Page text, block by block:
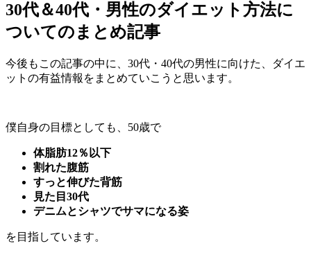
30代＆40代・男性のダイエット方法に
ついてのまとめ記事
今後もこの記事の中に、30代・40代の男性に向けた、ダイエ
ットの有益情報をまとめていこうと思います。
僕自身の目標としても、50歳で
体脂肪12％以下
割れた腹筋
すっと伸びた背筋
見た目30代
デニムとシャツでサマになる姿
を目指しています。